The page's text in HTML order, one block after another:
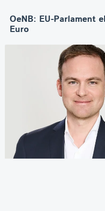
OeNB: EU-Parlament
Euro